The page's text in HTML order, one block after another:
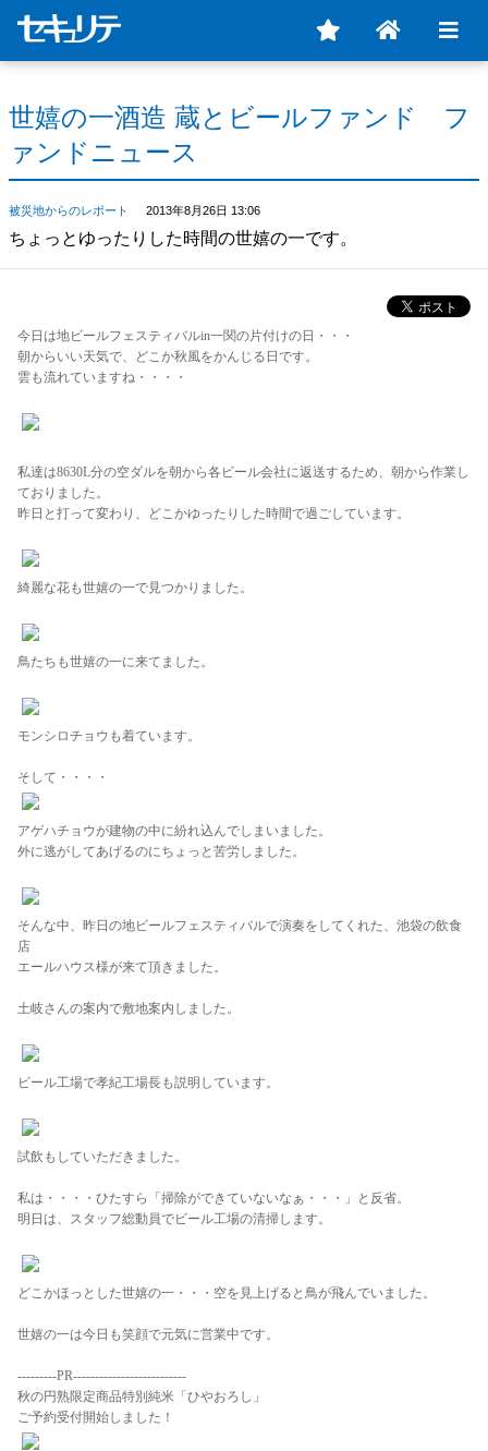
世嬉の一酒造 蔵とビールファンド フ
ァンドニュース
被災地からのレポート 2013年8月26日 13:06
ちょっとゆったりした時間の世嬉の一です。
今日は地ビールフェスティバルin一関の片付けの日・・・
朝からいい天気で、どこか秋風をかんじる日です。
雲も流れていますね・・・・
私達は8630L分の空ダルを朝から各ビール会社に返送するため、朝から作業し
ておりました。
昨日と打って変わり、どこかゆったりした時間で過ごしています。
綺麗な花も世嬉の一で見つかりました。
鳥たちも世嬉の一に来てました。
モンシロチョウも着ています。
そして・・・・
アゲハチョウが建物の中に紛れ込んでしまいました。
外に逃がしてあげるのにちょっと苦労しました。
そんな中、昨日の地ビールフェスティバルで演奏をしてくれた、池袋の飲食
店
エールハウス様が来て頂きました。
土岐さんの案内で敷地案内しました。
ビール工場で孝紀工場長も説明しています。
試飲もしていただきました。
私は・・・・ひたすら「掃除ができていないなぁ・・・」と反省。
明日は、スタッフ総動員でビール工場の清掃します。
どこかほっとした世嬉の一・・・空を見上げると鳥が飛んでいました。
世嬉の一は今日も笑顔で元気に営業中です。
---------PR--------------------------
秋の円熟限定商品特別純米「ひやおろし」
ご予約受付開始しました！